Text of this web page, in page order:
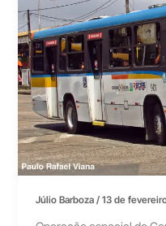
Júlio Barboza/13 de